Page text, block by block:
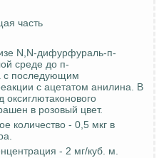
часть
N,N-дифурфураль-п-
среде до п-
с последующим
с ацетатом анилина. В
оксиглютаконового
в розовый цвет.
количество - 0,5 мкг в
- 2 мг/куб. м.